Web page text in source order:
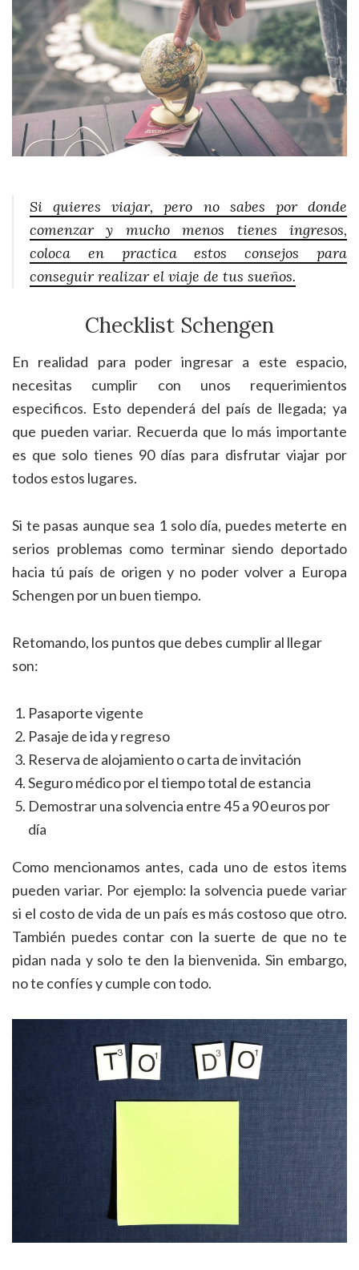
Si quieres viajar, pero no sabes por donde
comenzar y mucho menos tienes ingresos,
coloca en practica estos consejos para
conseguir realizar el viaje de tus sueños.
Checklist Schengen
En realidad para poder ingresar a este espacio,
necesitas cumplir con unos requerimientos
especificos. Esto dependerá del país de llegada; ya
que pueden variar. Recuerda que lo más importante
es que solo tienes 90 días para disfrutar viajar por
todos estos lugares.
Si te pasas aunque sea 1 solo día, puedes meterte en
serios problemas como terminar siendo deportado
hacia tú país de origen y no poder volver a Europa
Schengen por un buen tiempo.
Retomando, los puntos que debes cumplir al llegar
son:
Pasaporte vigente
Pasaje de ida y regreso
Reserva de alojamiento o carta de invitación
Seguro médico por el tiempo total de estancia
Demostrar una solvencia entre 45 a 90 euros por
día
Como mencionamos antes, cada uno de estos items
pueden variar. Por ejemplo: la solvencia puede variar
si el costo de vida de un país es más costoso que otro.
También puedes contar con la suerte de que no te
pidan nada y solo te den la bienvenida. Sin embargo,
no te confíes y cumple con todo.